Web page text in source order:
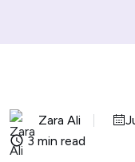
Zara Ali
3 min read